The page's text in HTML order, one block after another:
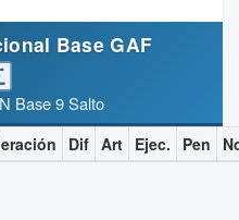
Base GAF
Base 9 Salto
Dif Art Ejec. Pen